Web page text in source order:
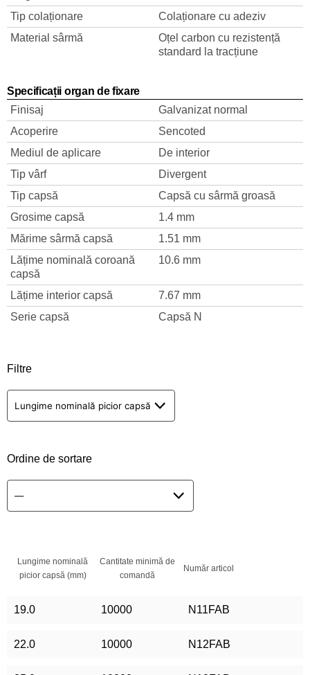
Tip colaționare
Colaționare cu adeziv
Material sârmă
Oțel carbon cu rezistență
standard la tracțiune
Specificații organ de fixare
Finisaj
Galvanizat normal
Acoperire
Sencoted
Mediul de aplicare
De interior
Tip vârf
Divergent
Tip capsă
Capsă cu sârmă groasă
Grosime capsă
1.4 mm
Mărime sârmă capsă
1.51 mm
Lățime nominală coroană
capsă
10.6 mm
Lățime interior capsă
7.67 mm
Serie capsă
Capsă N
Filtre
Lungime nominală picior capsă
Ordine de sortare
Lungime nominală
picior capsă (mm)
Cantitate minimă de
comandă
Număr articol
19.0 10000 N11FAB
22.0 10000 N12FAB